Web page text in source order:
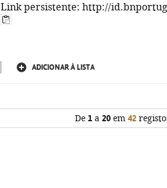
Link persistente: http://
ADICIONAR À LISTA
De 1a 20em 42